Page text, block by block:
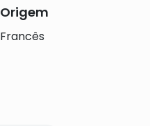
Origem
Francês